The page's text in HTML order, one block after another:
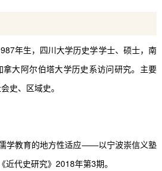
年生，四川大学历史学学士、硕士，南
大阿尔伯塔大学历史系访问研究。主要
史、区域史。
学教育的地方性适应——以宁波崇信义塾
近代史研究》 2018年第3期。